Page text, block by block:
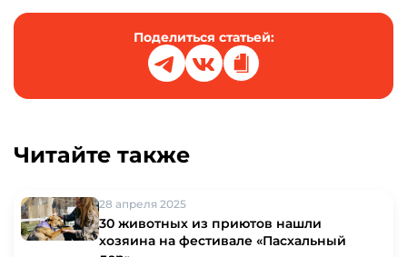
Поделиться статьей:
Читайте также
28 апреля 2025
30 животных из приютов нашли
хозяина на фестивале «Пасхальный